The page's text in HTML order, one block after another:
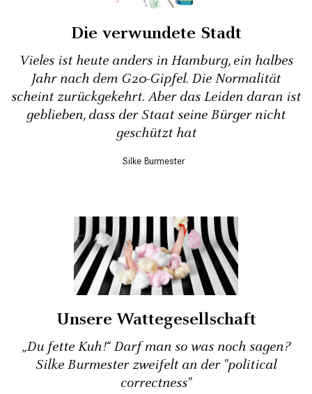
Die ­verwundete Stadt
Vieles ist heute anders in Hamburg, ein halbes
Jahr nach dem G20-Gipfel. Die Normalität
scheint zurückgekehrt. Aber das Leiden daran ist
geblieben, dass der Staat seine Bürger nicht
geschützt hat
Silke Burmester
Unsere Wattegesellschaft
„Du fette Kuh!“ Darf man so was noch sagen?
Silke Burmester zweifelt an der "political
correctness"